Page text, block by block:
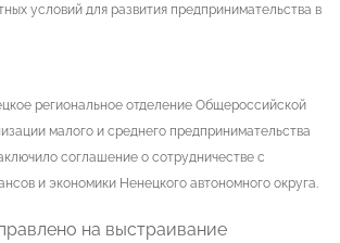
условий для развития предпринимательства в
региональное отделение Общероссийской
малого и среднего предпринимательства
соглашение о сотрудничестве с
и экономики Ненецкого автономного округа.
на выстраивание